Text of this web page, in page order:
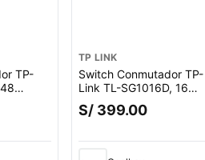
TP-
and
TP LINK
Switch Conmutador TP-
Link TL-SG1016D, 16
puertos Gigabit,
10/100/1000 Mbps,
escritorio y montaje en
rack, negro
S/ 399.00